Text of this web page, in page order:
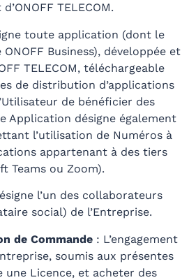
TELECOM.
toute application (dont le
Business), développée et
TELECOM, téléchargeable
de distribution d’applications
de bénéficier des
Application désigne également
l’utilisation de Numéros à
appartenant à des tiers
Teams ou Zoom).
l’un des collaborateurs
social) de l’Entreprise.
de Commande : L’engagement
soumis aux présentes
une Licence, et acheter des